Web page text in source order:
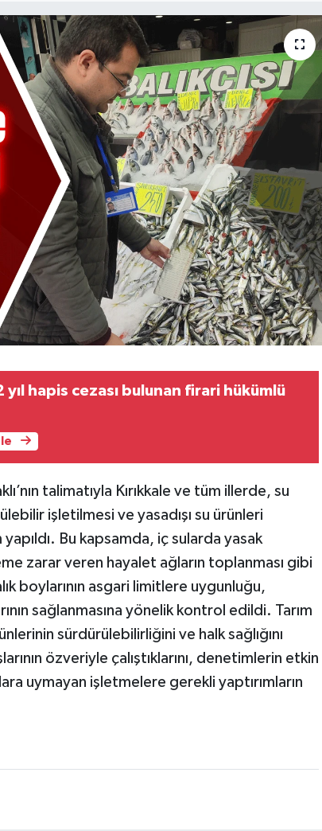
yıl hapis cezası bulunan firari hükümlü
talimatıyla Kırıkkale ve tüm illerde, su
işletilmesi ve yasadışı su ürünleri
yapıldı. Bu kapsamda, iç sularda yasak
zarar veren hayalet ağların toplanması gibi
boylarının asgari limitlere uygunluğu,
sağlanmasına yönelik kontrol edildi. Tarım
sürdürülebilirliğini ve halk sağlığını
özveriyle çalıştıklarını, denetimlerin etkin
uymayan işletmelere gerekli yaptırımların